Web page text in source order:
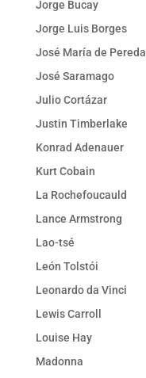
Jorge Bucay
Jorge Luis Borges
José María de Pereda
José Saramago
Julio Cortázar
Justin Timberlake
Konrad Adenauer
Kurt Cobain
La Rochefoucauld
Lance Armstrong
Lao-tsé
León Tolstói
Leonardo da Vinci
Lewis Carroll
Louise Hay
Madonna